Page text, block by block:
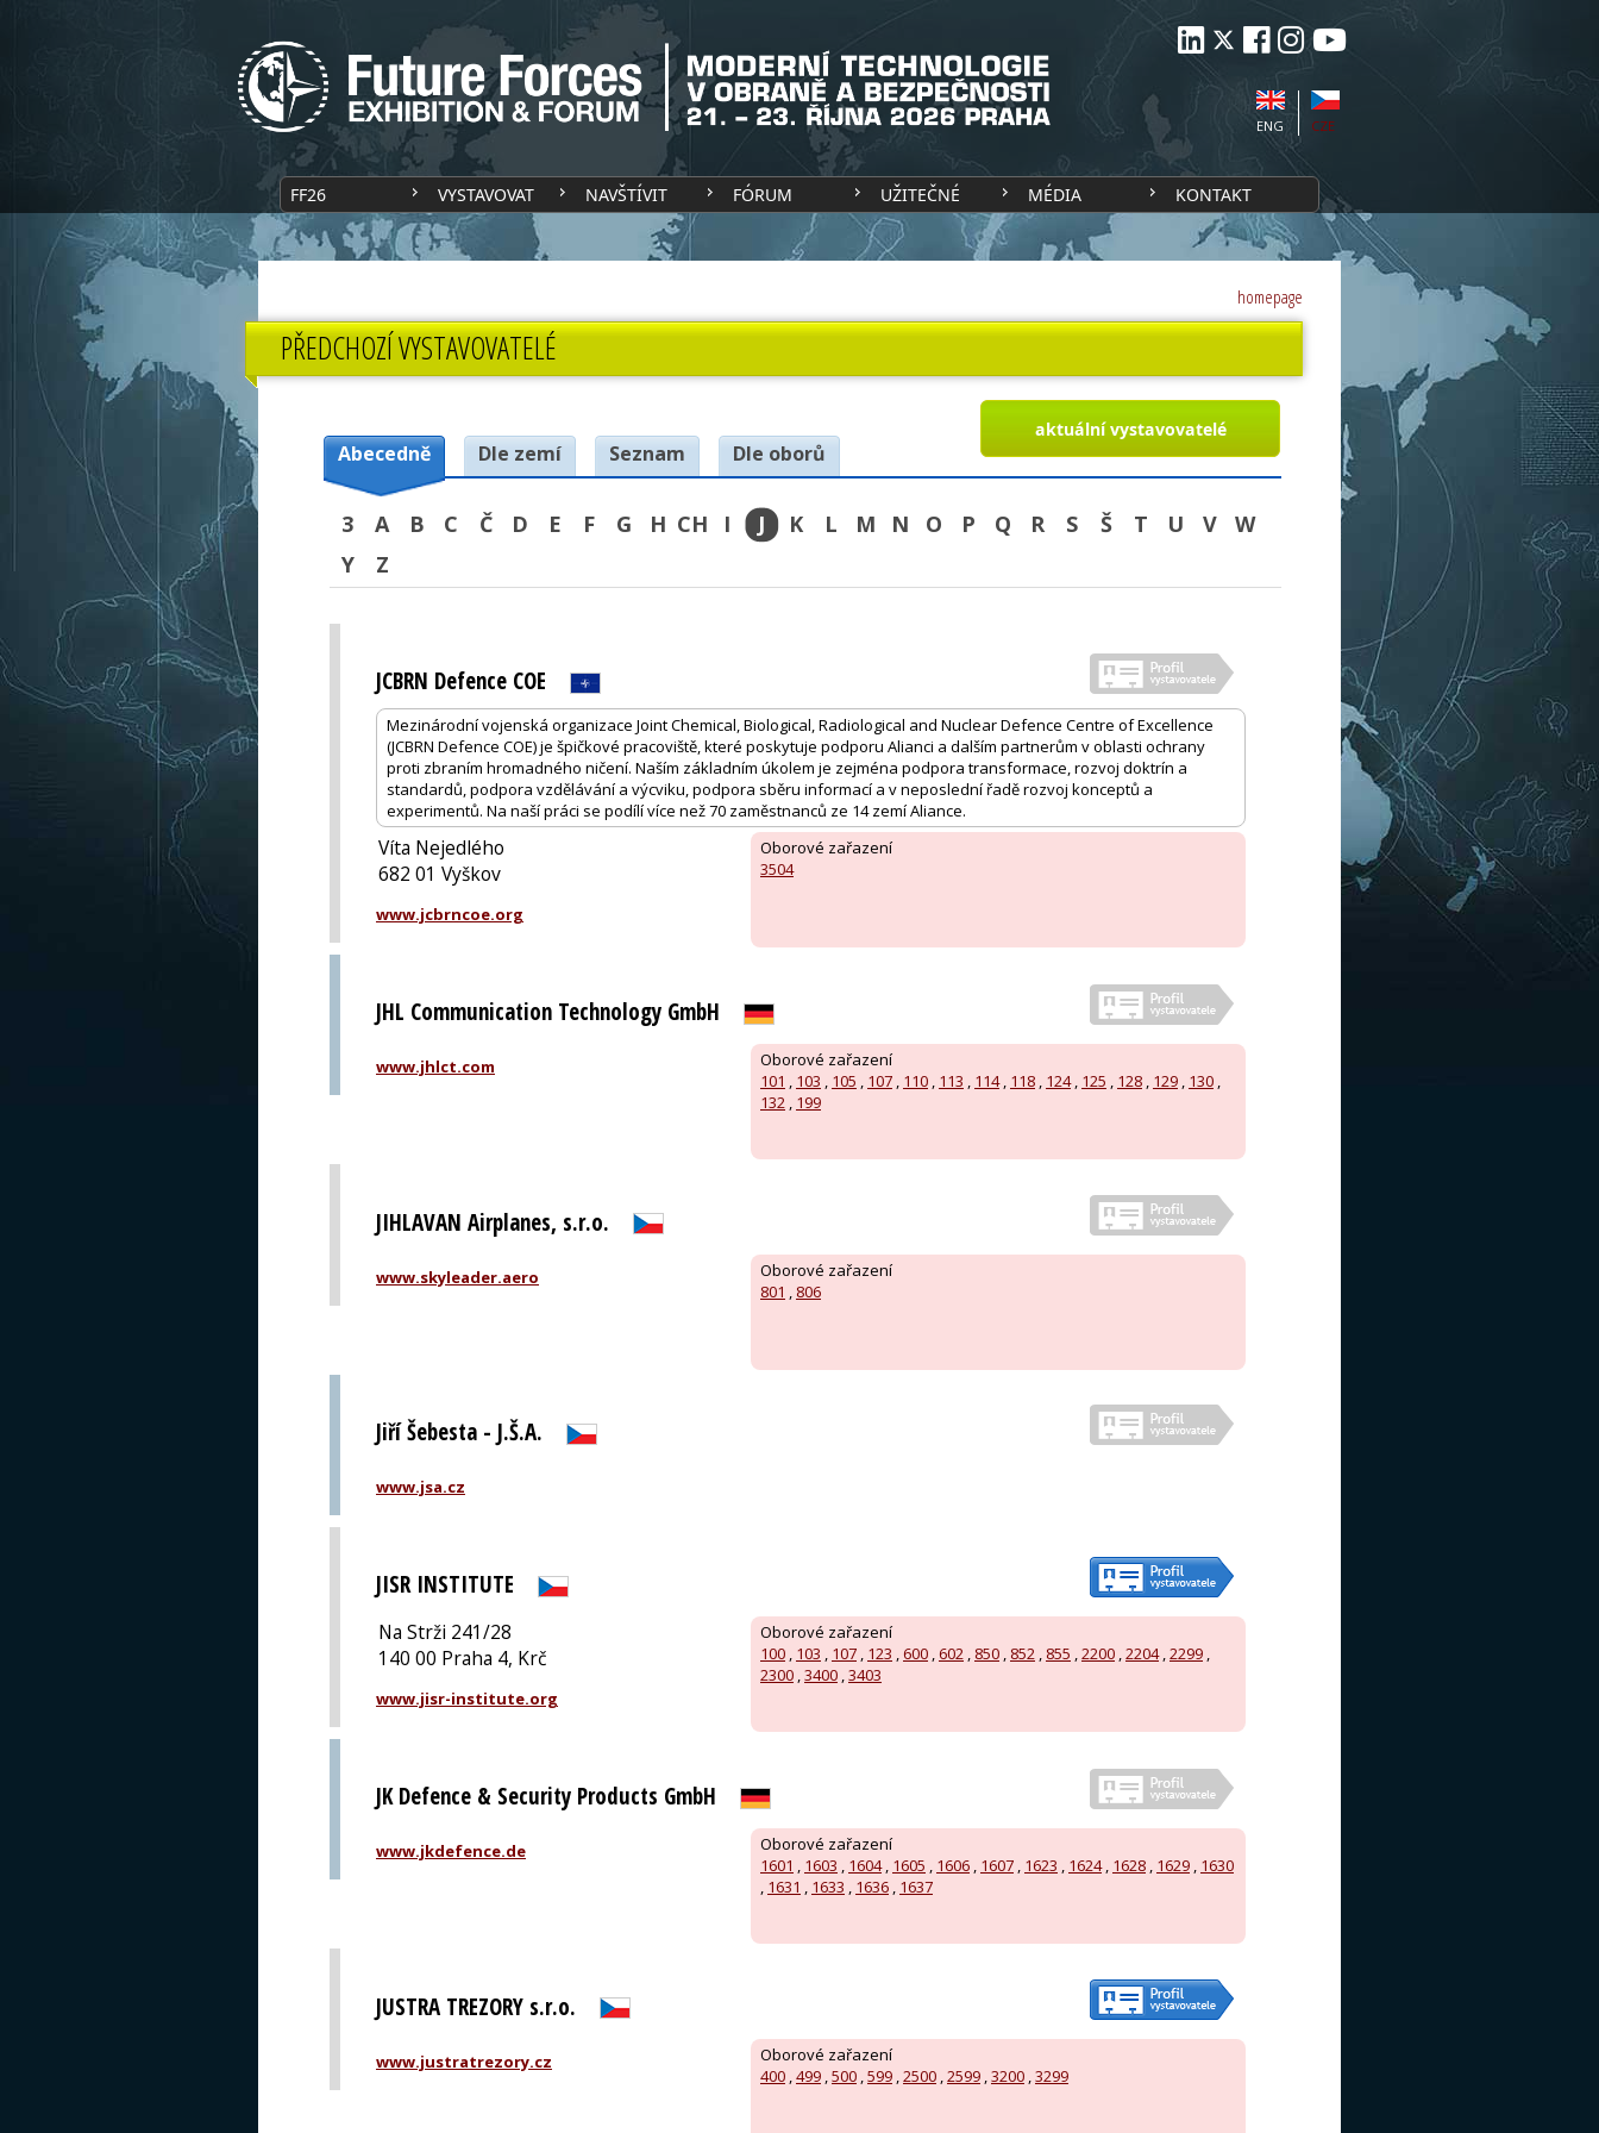
CZE
ENG
FF26 VYSTAVOVAT NAVŠTÍVIT FÓRUM UŽITEČNÉ MÉDIA KONTAKT
homepage
PŘEDCHOZÍ VYSTAVOVATELÉ
aktuální vystavovatelé
Abecedně Dle zemí Seznam Dle oborů
3 A B C Č D E F G H CH I J K L M N O P Q R S Š T U V
W
Y
Z
JCBRN Defence COE
Mezinárodní vojenská organizace Joint Chemical, Biological, Radiological and Nuclear Defence Centre of Excellence
(JCBRN Defence COE) je špičkové pracoviště, které poskytuje podporu Alianci a dalším partnerům v oblasti ochrany
proti zbraním hromadného ničení. Naším základním úkolem je zejména podpora transformace, rozvoj doktrín a
standardů, podpora vzdělávání a výcviku, podpora sběru informací a v neposlední řadě rozvoj konceptů a
experimentů. Na naší práci se podílí více než 70 zaměstnanců ze 14 zemí Aliance.
Oborové zařazení
3504
Víta Nejedlého
682 01 Vyškov
www.jcbrncoe.org
JHL Communication Technology GmbH
Oborové zařazení
101 , 103 , 105 , 107 , 110 , 113 , 114, 118 , 124, 125 , 128 , 129 , 130 ,
132 , 199
www.jhlct.com
JIHLAVAN Airplanes, s.r.o.
Oborové zařazení
801
806
www.skyleader.aero
Jiří Šebesta - J.Š.A.
www.jsa.cz
JISR INSTITUTE
Oborové zařazení
100 , 103 , 107 , 123 , 600 , 602 , 850 , 852 , 855 ,2200 ,2204,2299 ,
2300 ,3400 ,3403
Na Strži 241/28
140 00 Praha 4, Krč
www.jisr-institute.org
JK Defence & Security Products GmbH
Oborové zařazení
1601 , 1603 , 1604, 1605 , 1606 , 1607 , 1623 , 1624, 1628 , 1629 , 1630
, 1631 , 1633 , 1636 , 1637
www.jkdefence.de
JUSTRA TREZORY s.r.o.
Oborové zařazení
400 ,499 ,500 ,599 ,2500 ,2599 ,3200 ,3299
www.justratrezory.cz